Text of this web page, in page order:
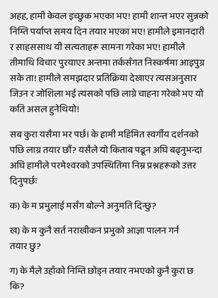
अहह, हामी केवल इच्छुक भएका भए! हामी शान्त भएर सुन्नको
निम्ति पर्याप्त समय दिन तयार भएका भए! हामीले इमानदारी
र साहससाथ यी सत्यताहरू सामना गरेका भए! हामीले
तीमाथि विचार पुरयाएर अन्तमा तर्कसँगत निस्कर्षमा आइपुग्न
सके ता! हामीले समझदार प्रतिक्रिया देखाएर त्यसअनुसार
जिउन र जोशिला भई त्यसको पछि लाग्ने चाहना गरेको भए यो
कति असल हुनेथियो!
सब कुरा यसैमा भर पर्छ। के हामी महिमित स्वर्गीय दर्शनको
पछि लाग्न तयार छौं? यसैले यो किताब पढून अघि बढ्नुभन्दा
अघि हामीले परमेश्वरको उपस्थितिमा निम्न प्रश्नहरूको उत्तर
दिनुपर्छः
क) के म प्रभुलाई मसँग बोल्ने अनुमति दिन्छु?
ख) के म कुनै सर्त नराखीकन प्रभुको आज्ञा पालन गर्न
तयार छु?
ग) के मैले उहाँको निम्ति छोड्न तयार नभएको कुनै कुरा छ
कि?